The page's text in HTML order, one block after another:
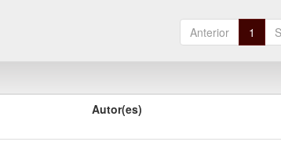
Anterior 1
Autor(es)